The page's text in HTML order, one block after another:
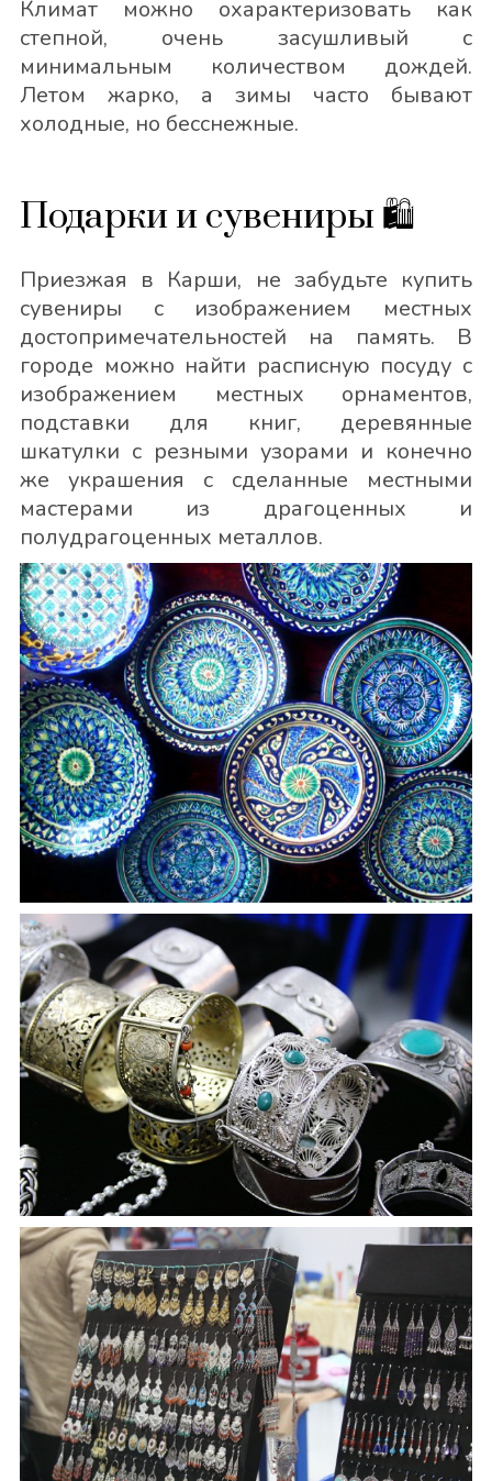
Климат можно охарактеризовать как
степной, очень засушливый с
минимальным количеством дождей.
Летом жарко, а зимы часто бывают
холодные, но бесснежные.
Подарки и сувениры 🛍
Приезжая в Карши, не забудьте купить
сувениры с изображением местных
достопримечательностей на память. В
городе можно найти расписную посуду с
изображением местных орнаментов,
подставки для книг, деревянные
шкатулки с резными узорами и конечно
же украшения с сделанные местными
мастерами из драгоценных и
полудрагоценных металлов.